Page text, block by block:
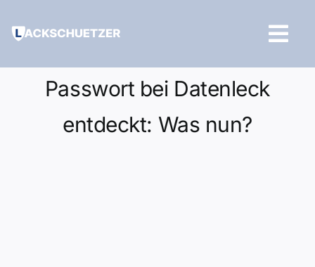
Inhalt
Passwort bei Datenleck
entdeckt: Was nun?